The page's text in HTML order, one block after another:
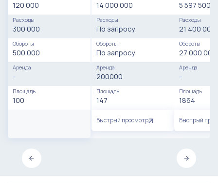
120 000
Расходы
300 000
Обороты
500 000
Аренда
-
Площадь
100
14 000 000
Расходы
По запросу
Обороты
По запросу
Аренда
200000
Площадь
147
Быстрый просмотр
5 597 500
Расходы
21 400 000
Обороты
27 000 000
Аренда
-
Площадь
1864
Быстрый